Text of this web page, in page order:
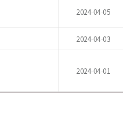
2024-04-05
2024-04-03
2024-04-01